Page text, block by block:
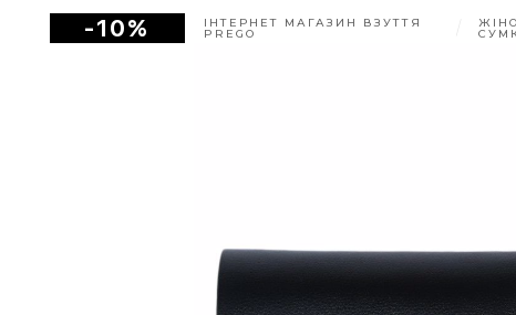
-10% ІНТЕРНЕТ МАГАЗИН ВЗУТТЯ
PREGO